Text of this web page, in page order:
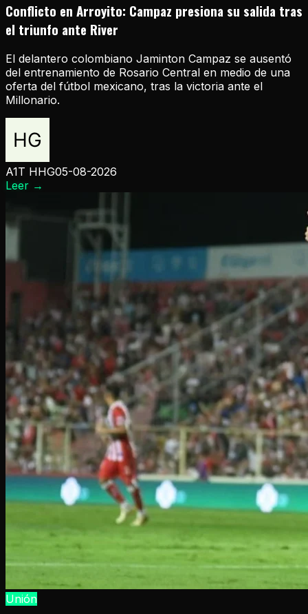
Conflicto en Arroyito: Campaz presiona su salida tras
el triunfo ante River
El delantero colombiano Jaminton Campaz se ausentó
del entrenamiento de Rosario Central en medio de una
oferta del fútbol mexicano, tras la victoria ante el
Millonario.
A1T HHG05-08-2026
Leer →
Unión